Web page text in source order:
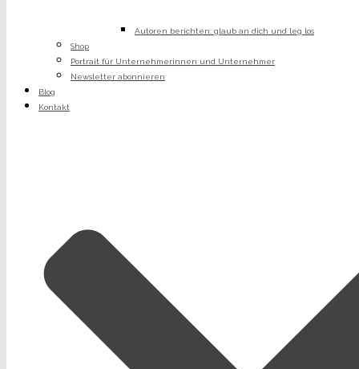
Autoren berichten: glaub an dich und leg los
Shop
Portrait für Unternehmerinnen und Unternehmer
Newsletter abonnieren
Blog
Kontakt